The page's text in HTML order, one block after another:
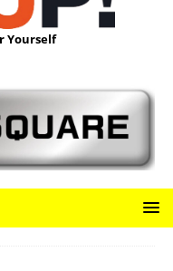
Yourself